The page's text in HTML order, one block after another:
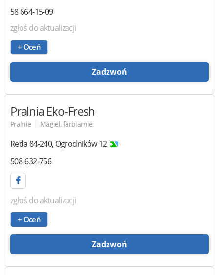
58 664-15-09
zgłoś do aktualizacji
+ Oceń
Zadzwoń
Pralnia Eko-Fresh
Pralnie | Magiel, farbiarnie
Reda84-240, Ogrodników 12
508-632-756
zgłoś do aktualizacji
+ Oceń
Zadzwoń